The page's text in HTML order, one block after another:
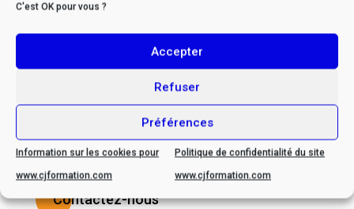
C'est OK pour vous ?
Accepter
Refuser
Préférences
Information sur les cookies pour
www.cjformation.com
Politique de confidentialité du site
www.cjformation.com
contacter afin d’envisager
ensemble les possibilités
d’adaptation
Contactez-nous